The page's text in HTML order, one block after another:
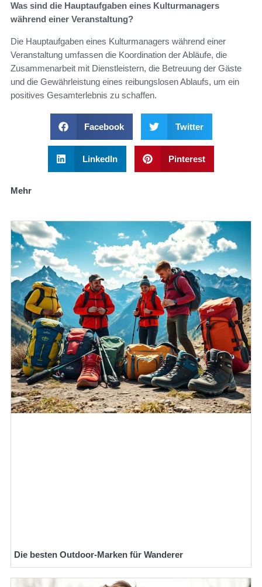
Was sind die Hauptaufgaben eines Kulturmanagers
während einer Veranstaltung?
Die Hauptaufgaben eines Kulturmanagers während einer
Veranstaltung umfassen die Koordination der Abläufe, die
Zusammenarbeit mit Dienstleistern, die Betreuung der Gäste
und die Gewährleistung eines reibungslosen Ablaufs, um ein
positives Gesamterlebnis zu schaffen.
Facebook Twitter
LinkedIn Pinterest
Mehr
Die besten Outdoor-Marken für Wanderer